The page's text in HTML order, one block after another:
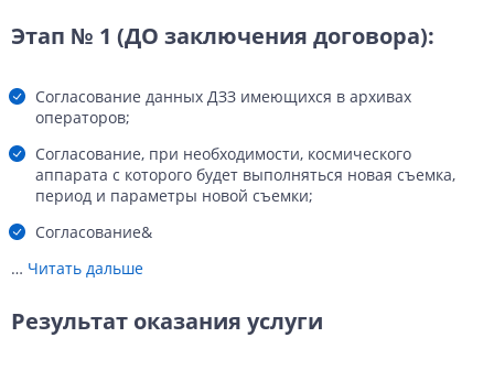
Этап № 1 (ДО заключения договора):
Согласование данных ДЗЗ имеющихся в архивах
операторов;
Согласование, при необходимости, космического
аппарата с которого будет выполняться новая съемка,
период и параметры новой съемки;
Согласование&
… Читать дальше
Результат оказания услуги